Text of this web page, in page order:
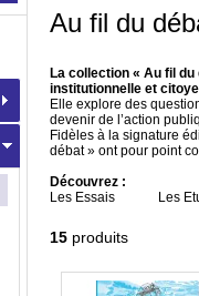
Au fil du
La collection « Au fil
institutionnelle et
Elle explore des
devenir de l’action
Fidèles à la signature
débat » ont pour point
Découvrez :
Les Essais
Les
15 produits